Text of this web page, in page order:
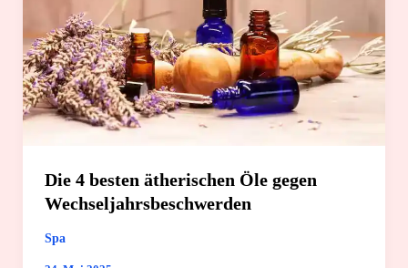
die
Schwangerschaft
Die 4 besten ätherischen Öle gegen
Wechseljahrsbeschwerden
Spa